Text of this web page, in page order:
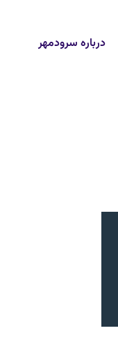
درباره سرودمهر